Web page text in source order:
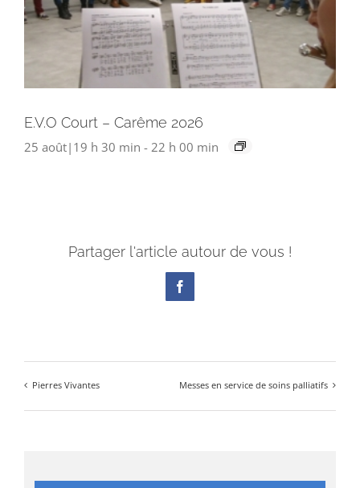
E.V.O Court – Carême 2026
25 août|19 h 30 min - 22 h 00 min
Partager l'article autour de vous !
Facebook
Pierres Vivantes Messes en service de soins palliatifs